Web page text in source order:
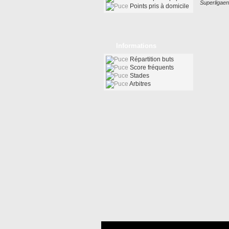
Points pris à domicile
Répartition buts
Score fréquents
Stades
Arbitres